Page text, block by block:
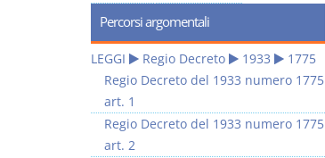
Percorsi argomentali
LEGGI Regio Decreto 1933
1775
Regio Decreto del 1933 numero 1775
art. 1
Regio Decreto del 1933 numero 1775
art. 2